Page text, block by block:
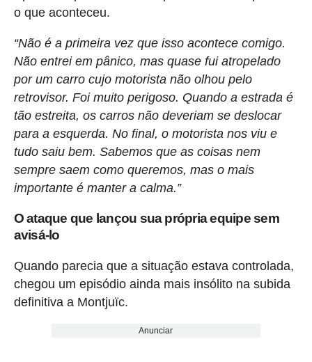
o que aconteceu.
“Não é a primeira vez que isso acontece comigo.
Não entrei em pânico, mas quase fui atropelado
por um carro cujo motorista não olhou pelo
retrovisor. Foi muito perigoso. Quando a estrada é
tão estreita, os carros não deveriam se deslocar
para a esquerda. No final, o motorista nos viu e
tudo saiu bem. Sabemos que as coisas nem
sempre saem como queremos, mas o mais
importante é manter a calma.”
O ataque que lançou sua própria equipe sem
avisá-lo
Quando parecia que a situação estava controlada,
chegou um episódio ainda mais insólito na subida
definitiva a Montjuïc.
Anunciar